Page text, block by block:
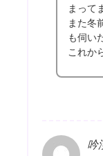
まって
また冬
も伺い
これか
吟